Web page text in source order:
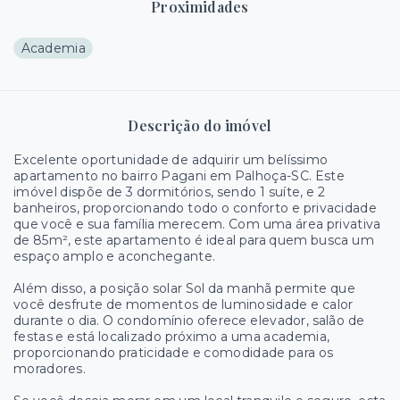
Proximidades
Academia
Descrição do imóvel
Excelente oportunidade de adquirir um belíssimo
apartamento no bairro Pagani em Palhoça-SC. Este
imóvel dispõe de 3 dormitórios, sendo 1 suíte, e 2
banheiros, proporcionando todo o conforto e privacidade
que você e sua família merecem. Com uma área privativa
de 85m², este apartamento é ideal para quem busca um
espaço amplo e aconchegante.
Além disso, a posição solar Sol da manhã permite que
você desfrute de momentos de luminosidade e calor
durante o dia. O condomínio oferece elevador, salão de
festas e está localizado próximo a uma academia,
proporcionando praticidade e comodidade para os
moradores.